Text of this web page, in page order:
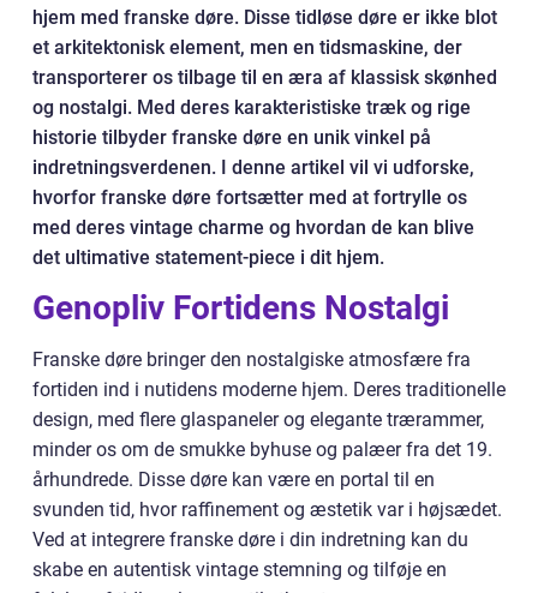
hjem med franske døre. Disse tidløse døre er ikke blot
et arkitektonisk element, men en tidsmaskine, der
transporterer os tilbage til en æra af klassisk skønhed
og nostalgi. Med deres karakteristiske træk og rige
historie tilbyder franske døre en unik vinkel på
indretningsverdenen. I denne artikel vil vi udforske,
hvorfor franske døre fortsætter med at fortrylle os
med deres vintage charme og hvordan de kan blive
det ultimative statement-piece i dit hjem.
Genopliv Fortidens Nostalgi
Franske døre bringer den nostalgiske atmosfære fra
fortiden ind i nutidens moderne hjem. Deres traditionelle
design, med flere glaspaneler og elegante trærammer,
minder os om de smukke byhuse og palæer fra det 19.
århundrede. Disse døre kan være en portal til en
svunden tid, hvor raffinement og æstetik var i højsædet.
Ved at integrere franske døre i din indretning kan du
skabe en autentisk vintage stemning og tilføje en